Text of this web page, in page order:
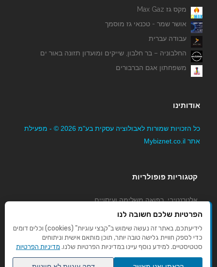
מקס גז Max Gaz
אושר שמר - טכנאי גז מוסמך
עבודה עברית
החלבוניה – בר חלבון, שייקים ומועדון תזונה באור ים
משפחתון אגם הברבורים
אודותינו
כל הזכויות שמורות לאבולוציה עסקית בע"מ 2026 © - מפעילת
אתר Mybiznet.co.il
קטגוריות פופולריות
אלטרנטיבי, רפואה משלימה ועיסויים
גני ילדים, משפחתונים וצהרונים
קוסמטיקה טיפוח ויופי
מורים לנהיגה
הפרטיות שלכם חשובה לנו
לידיעתכם, באתר זה נעשה שימוש ב"קבצי עוגיות" (cookies) וכלים דומים
כדי לספק חוויית גלישה טובה יותר, תוכן מותאם אישית וניתוחים
סטטיסטיים. למידע נוסף עיינו במדיניות הפרטיות שלנו. מדיניות הפרטיות